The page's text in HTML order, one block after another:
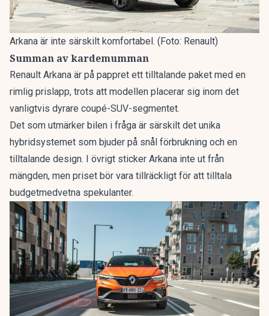
Arkana är inte särskilt komfortabel. (Foto: Renault)
Summan av kardemumman
Renault Arkana är på pappret ett tilltalande paket med en
rimlig prislapp, trots att modellen placerar sig inom det
vanligtvis dyrare coupé-SUV-segmentet.
Det som utmärker bilen i fråga är särskilt det unika
hybridsystemet som bjuder på snål förbrukning och en
tilltalande design. I övrigt sticker Arkana inte ut från
mängden, men priset bör vara tillräckligt för att tilltala
budgetmedvetna spekulanter.